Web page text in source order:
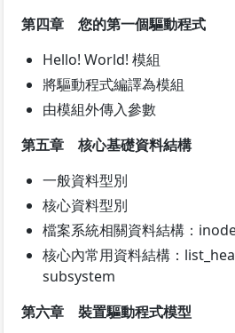
第四章 您的第一個驅動程式
Hello! World! 模組
將驅動程式編譯為模組
由模組外傳入參數
第五章 核心基礎資料結構
一般資料型別
核心資料型別
檔案系統相關資料結構：
核心內常用資料結構：
subsystem
第六章 裝置驅動程式模型